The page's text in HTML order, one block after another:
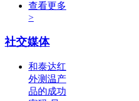
查看更多
>
社交媒体
和泰达红
外测温产
品的成功